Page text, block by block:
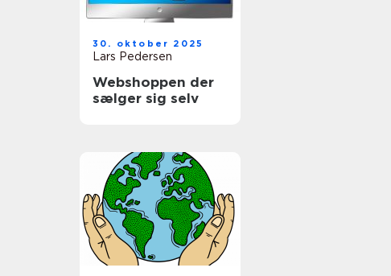
30. oktober 2025
Lars Pedersen
Webshoppen der
sælger sig selv